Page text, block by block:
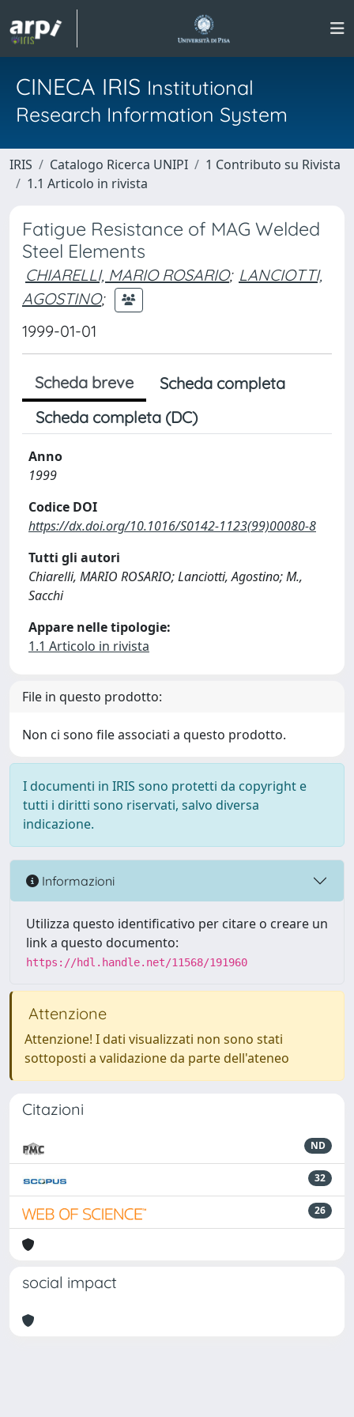
CINECA IRIS Institutional
Research Information System
IRIS Catalogo Ricerca UNIPI
1 Contributo su Rivista
1.1 Articolo in rivista
Fatigue Resistance of MAG Welded
Steel Elements
CHIARELLI, MARIO ROSARIO; LANCIOTTI,
AGOSTINO;
1999-01-01
Scheda breve
Scheda completa
Scheda completa (DC)
Anno
1999
Codice DOI
https://dx.doi.org/10.1016/S0142-1123(99)00080-8
Tutti gli autori
Chiarelli, MARIO ROSARIO; Lanciotti, Agostino; M.,
Sacchi
Appare nelle tipologie:
1.1 Articolo in rivista
File in questo prodotto:
Non ci sono file associati a questo prodotto.
I documenti in IRIS sono protetti da copyright e
tutti i diritti sono riservati, salvo diversa
indicazione.
Informazioni
Utilizza questo identificativo per citare o creare un
link a questo documento:
https://hdl.handle.net/11568/191960
Attenzione
Attenzione! I dati visualizzati non sono stati
sottoposti a validazione da parte dell'ateneo
Citazioni
ND
32
26
social impact